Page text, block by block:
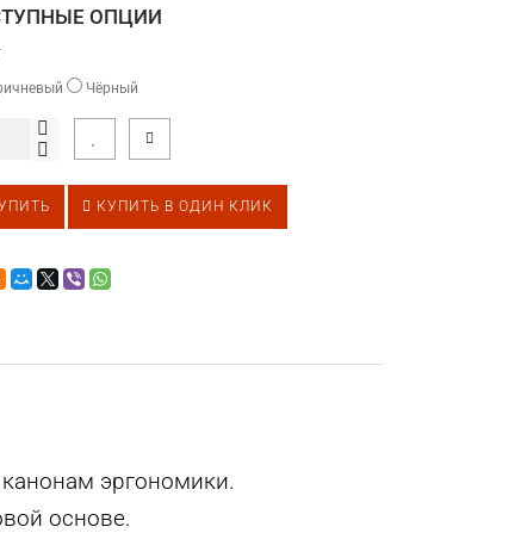
ОПЦИИ
Чёрный
КУПИТЬ В ОДИН КЛИК
эргономики.
основе.